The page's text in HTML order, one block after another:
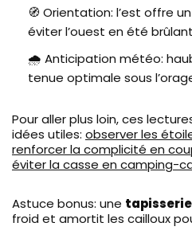
🧭 Orientation: l’est offre
éviter l’ouest en été
🌧️ Anticipation météo:
tenue optimale sous
Pour aller plus loin, ces
idées utiles: observer les
renforcer la complicité en
éviter la casse en camping-
Astuce bonus: une
froid et amortit les cailloux